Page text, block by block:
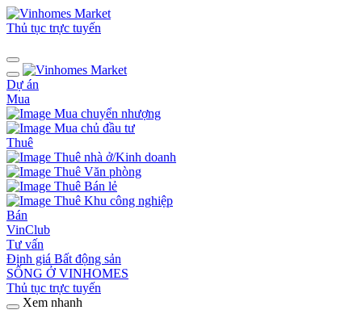
Thủ tục trực tuyến
Dự án
Mua
Mua chuyển nhượng
Mua chủ đầu tư
Thuê
Thuê nhà ở/Kinh doanh
Thuê Văn phòng
Thuê Bán lẻ
Thuê Khu công nghiệp
Bán
VinClub
Tư vấn
Định giá Bất động sản
SỐNG Ở VINHOMES
Thủ tục trực tuyến
Xem nhanh